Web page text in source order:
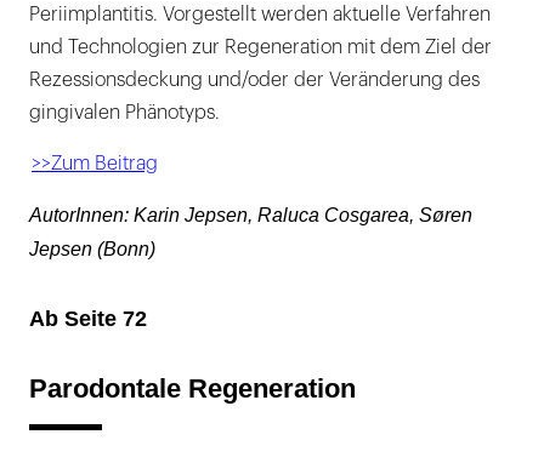
Periimplantitis. Vorgestellt werden aktuelle Verfahren
und Technologien zur Regeneration mit dem Ziel der
Rezessionsdeckung und/oder der Veränderung des
gingivalen Phänotyps.
>>Zum Beitrag
AutorInnen: Karin Jepsen, Raluca Cosgarea, Søren
Jepsen (Bonn)
Ab Seite 72
Parodontale Regeneration